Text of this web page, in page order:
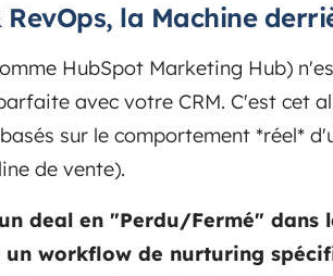
la Machine
HubSpot Marketing Hub)
avec votre CRM. C'est cet
sur le comportement *réel*
de vente).
deal en "Perdu/Fermé" dans
un workflow de nurturing